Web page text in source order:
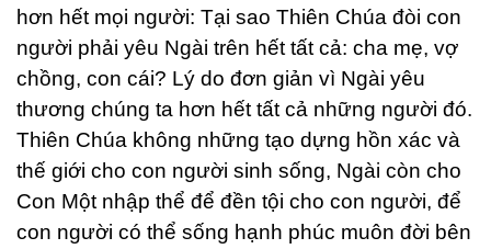
hơn hết mọi người: Tại sao Thiên Chúa đòi con
người phải yêu Ngài trên hết tất cả: cha mẹ, vợ
chồng, con cái? Lý do đơn giản vì Ngài yêu
thương chúng ta hơn hết tất cả những người đó.
Thiên Chúa không những tạo dựng hồn xác và
thế giới cho con người sinh sống, Ngài còn cho
Con Một nhập thể để đền tội cho con người, để
con người có thể sống hạnh phúc muôn đời bên